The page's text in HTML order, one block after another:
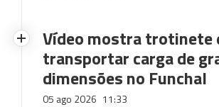
Vídeo mostra trotinete
transportar carga de
dimensões no Funchal
05 ago 2026 11:33